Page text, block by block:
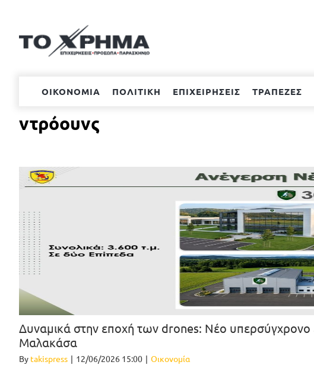
περιεχόμενο
ΟΙΚΟΝΟΜΙΑ ΠΟΛΙΤΙΚΗ ΕΠΙΧΕΙΡΗΣΕΙΣ ΤΡΑΠΕΖΕΣ
ντρόουνς
Δυναμικά στην εποχή των drones: Νέο
Μαλακάσα
By takispress | 12/06/2026 15:00 | Οικονομία